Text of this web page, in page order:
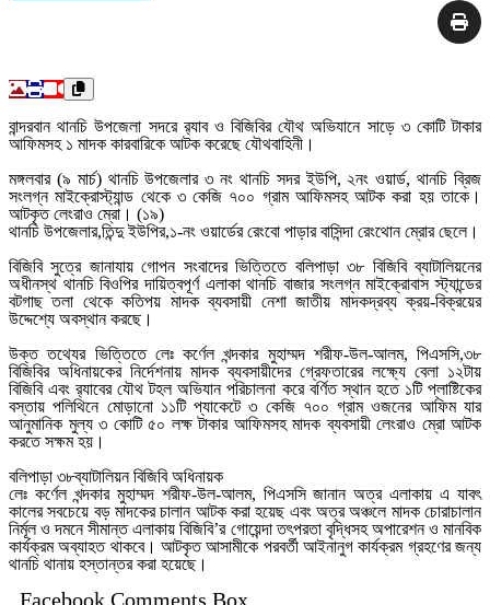
বান্দরবান থানচি উপজেলা সদরে র‍্যাব ও বিজিবির যৌথ অভিযানে সাড়ে ৩ কোটি টাকার
আফিমসহ ১ মাদক কারবারিকে আটক করেছে যৌথবাহিনী।
মঙ্গলবার (৯ মার্চ) থানচি উপজেলার ৩ নং থানচি সদর ইউপি, ২নং ওয়ার্ড, থানচি ব্রিজ
সংলগ্ন মাইক্রোস্ট্যান্ড থেকে ৩ কেজি ৭০০ গ্রাম আফিমসহ আটক করা হয় তাকে।
আটকৃত লেংরাও ম্রো। (১৯)
থানচি উপজেলার,তিন্দু ইউপির,১-নং ওয়ার্ডের রেংবো পাড়ার বাসিন্দা রেংথোন ম্রোর ছেলে।
বিজিবি সুত্রে জানাযায় গোপন সংবাদের ভিত্তিতে বলিপাড়া ৩৮ বিজিবি ব্যাটালিয়নের
অধীনস্থ থানচি বিওপির দায়িত্বপূর্ণ এলাকা থানচি বাজার সংলগ্ন মাইক্রোবাস স্ট্যান্ডের
বটগাছ তলা থেকে কতিপয় মাদক ব্যবসায়ী নেশা জাতীয় মাদকদ্রব্য ক্রয়-বিক্রয়ের
উদ্দেশ্যে অবস্থান করছে।
উক্ত তথ্যের ভিত্তিতে লেঃ কর্ণেল খন্দকার মুহাম্মদ শরীফ-উল-আলম, পিএসসি,৩৮
বিজিবির অধিনায়কের নির্দেশনায় মাদক ব্যবসায়ীদের গ্রেফতারের লক্ষ্যে বেলা ১২টায়
বিজিবি এবং র‌্যাবের যৌথ টহল অভিযান পরিচালনা করে বর্ণিত স্থান হতে ১টি প্লাষ্টিকের
বস্তায় পলিথিনে মোড়ানো ১১টি প্যাকেটে ৩ কেজি ৭০০ গ্রাম ওজনের আফিম যার
আনুমানিক মুল্য ৩ কোটি ৫০ লক্ষ টাকার আফিমসহ মাদক ব্যবসায়ী লেংরাও ম্রো আটক
করতে সক্ষম হয়।
বলিপাড়া ৩৮ব্যাটালিয়ন বিজিবি অধিনায়ক
লেঃ কর্ণেল খন্দকার মুহাম্মদ শরীফ-উল-আলম, পিএসসি জানান অত্র এলাকায় এ যাবৎ
কালের সবচেয়ে বড় মাদকের চালান আটক করা হয়েছ এবং অত্র অঞ্চলে মাদক চোরাচালান
নির্মূল ও দমনে সীমান্ত এলাকায় বিজিবি’র গোয়েন্দা তৎপরতা বৃদ্ধিসহ অপারেশন ও মানবিক
কার্যক্রম অব্যাহত থাকবে। আটকৃত আসামীকে পরবর্তী আইনানুগ কার্যক্রম গ্রহণের জন্য
থানচি থানায় হস্তান্তর করা হয়েছে।
Facebook Comments Box